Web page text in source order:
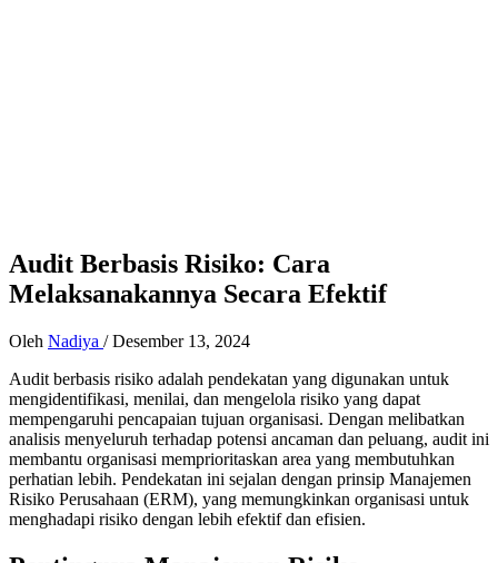
Audit Berbasis Risiko: Cara
Melaksanakannya Secara Efektif
Oleh Nadiya /Desember 13, 2024
Audit berbasis risiko adalah pendekatan yang digunakan untuk
mengidentifikasi, menilai, dan mengelola risiko yang dapat
mempengaruhi pencapaian tujuan organisasi. Dengan melibatkan
analisis menyeluruh terhadap potensi ancaman dan peluang, audit ini
membantu organisasi memprioritaskan area yang membutuhkan
perhatian lebih. Pendekatan ini sejalan dengan prinsip Manajemen
Risiko Perusahaan (ERM), yang memungkinkan organisasi untuk
menghadapi risiko dengan lebih efektif dan efisien.